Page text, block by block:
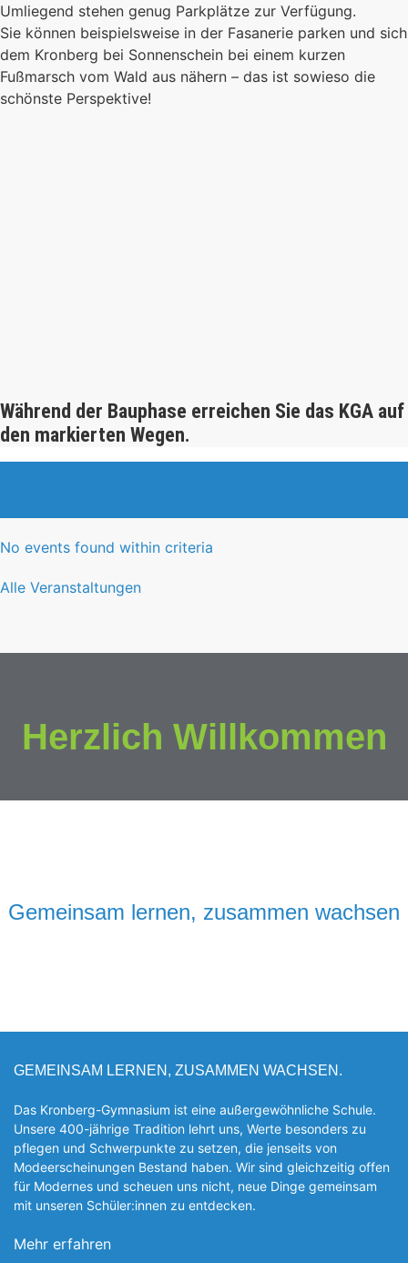
Umliegend stehen genug Parkplätze zur Verfügung.
Sie können beispielsweise in der Fasanerie parken und sich
dem Kronberg bei Sonnenschein bei einem kurzen
Fußmarsch vom Wald aus nähern – das ist sowieso die
schönste Perspektive!
Während der Bauphase erreichen Sie das KGA auf
den markierten Wegen.
No events found within criteria
Alle Veranstaltungen
Herzlich Willkommen
Gemeinsam lernen, zusammen wachsen
GEMEINSAM LERNEN, ZUSAMMEN WACHSEN.
Das Kronberg-Gymnasium ist eine außergewöhnliche Schule.
Unsere 400-jährige Tradition lehrt uns, Werte besonders zu
pflegen und Schwerpunkte zu setzen, die jen­seits von
Modeerscheinungen Be­stand haben. Wir sind gleichzeitig offen
für Modernes und scheuen uns nicht, neue Dinge gemeinsam
mit unseren Schüler:innen zu entde­cken.
Mehr erfahren